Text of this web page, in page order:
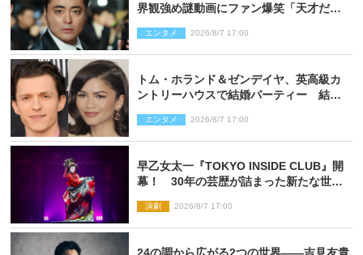
界観強め謎動画にファン爆笑「天才だ
エンタメ 2026/8/7 17:00
トム・ホランド＆ゼンデイヤ、英高級カ
ントリーハウスで結婚パーティー 結婚
エンタメ 2026/8/7 17:00
早乙女太一『TOKYO INSIDE CLUB』開
幕！ 30年の芸歴が詰まった新たな世界
演劇 2026/8/7 17:00
24の調から広がる2つの世界――吉見友貴